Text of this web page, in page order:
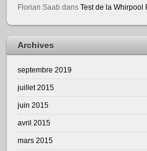
Florian Saab dansTest de la Whirpool
Archives
septembre 2019
juillet 2015
juin 2015
avril 2015
mars 2015